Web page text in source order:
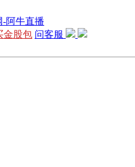
金股包 问客服